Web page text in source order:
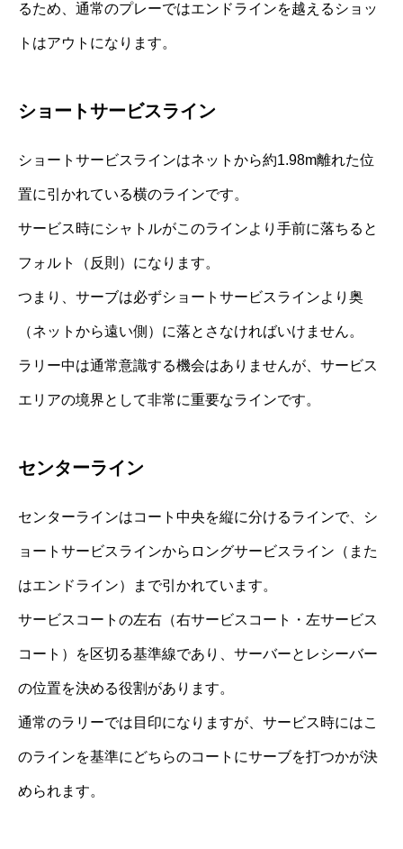
るため、通常のプレーではエンドラインを越えるショッ
トはアウトになります。
ショートサービスライン
ショートサービスラインはネットから約1.98m離れた位
置に引かれている横のラインです。
サービス時にシャトルがこのラインより手前に落ちると
フォルト（反則）になります。
つまり、サーブは必ずショートサービスラインより奥
（ネットから遠い側）に落とさなければいけません。
ラリー中は通常意識する機会はありませんが、サービス
エリアの境界として非常に重要なラインです。
センターライン
センターラインはコート中央を縦に分けるラインで、シ
ョートサービスラインからロングサービスライン（また
はエンドライン）まで引かれています。
サービスコートの左右（右サービスコート・左サービス
コート）を区切る基準線であり、サーバーとレシーバー
の位置を決める役割があります。
通常のラリーでは目印になりますが、サービス時にはこ
のラインを基準にどちらのコートにサーブを打つかが決
められます。